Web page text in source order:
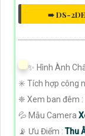
➠ DS-
✨ Hình Ành
✳️ Tích hợp công
❈ Xem ban đêm :
💦 Mẫu Camera
️📡 Ưu Điểm :Thu